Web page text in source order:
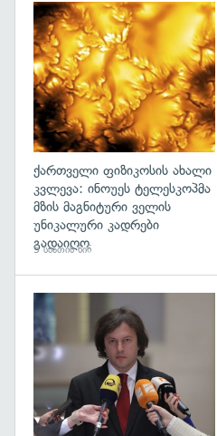
ქართველი ფიზიკოსის ახალი
კვლევა: ინოუეს ტელესკოპმა
მზის მაგნიტური ველის
უნიკალური კადრები
გადაიღო
5 საათის წინ